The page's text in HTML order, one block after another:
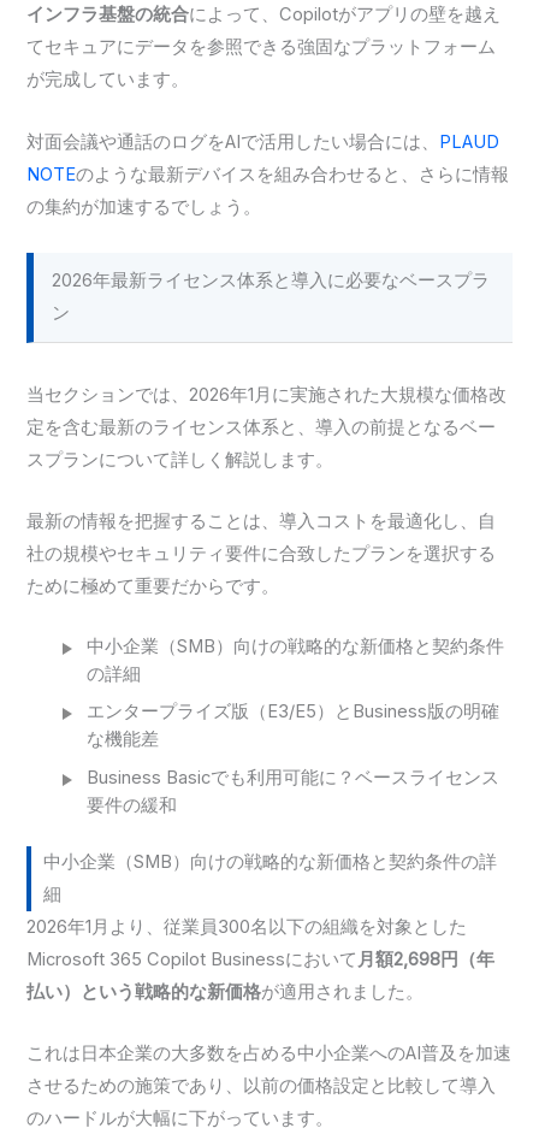
インフラ基盤の統合によって、Copilotがアプリの壁を越え
てセキュアにデータを参照できる強固なプラットフォーム
が完成しています。
対面会議や通話のログをAIで活用したい場合には、 PLAUD
NOTEのような最新デバイスを組み合わせると、さらに情報
の集約が加速するでしょう。
2026年最新ライセンス体系と導入に必要なベースプラ
ン
当セクションでは、2026年1月に実施された大規模な価格改
定を含む最新のライセンス体系と、導入の前提となるベー
スプランについて詳しく解説します。
最新の情報を把握することは、導入コストを最適化し、自
社の規模やセキュリティ要件に合致したプランを選択する
ために極めて重要だからです。
中小企業（SMB）向けの戦略的な新価格と契約条件
の詳細
エンタープライズ版（E3/E5）とBusiness版の明確
な機能差
Business Basicでも利用可能に？ベースライセンス
要件の緩和
中小企業（SMB）向けの戦略的な新価格と契約条件の詳
細
2026年1月より、従業員300名以下の組織を対象とした
Microsoft 365 Copilot Businessにおいて 月額2,698円（年
払い）という戦略的な新価格が適用されました。
これは日本企業の大多数を占める中小企業へのAI普及を加速
させるための施策であり、以前の価格設定と比較して導入
のハードルが大幅に下がっています。